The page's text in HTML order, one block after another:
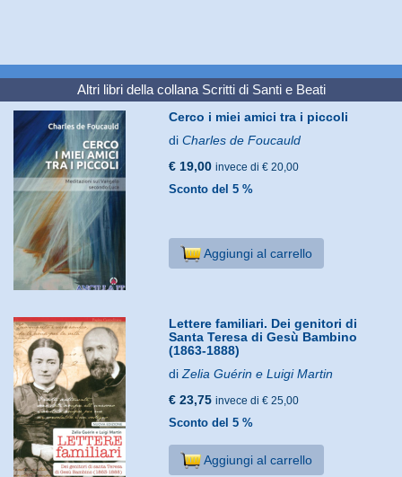
Altri libri della collana Scritti di Santi e Beati
Cerco i miei amici tra i piccoli
diCharles de Foucauld
€ 19,00 invece di € 20,00
Sconto del 5 %
Aggiungi al carrello
Lettere familiari. Dei genitori di
Santa Teresa di Gesù Bambino
(1863-1888)
diZelia Guérin e Luigi Martin
€ 23,75 invece di € 25,00
Sconto del 5 %
Aggiungi al carrello